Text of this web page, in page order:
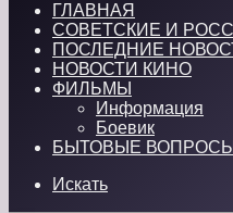
ГЛАВНАЯ
СОВЕТСКИЕ И
ПОСЛЕДНИЕ
НОВОСТИ КИНО
ФИЛЬМЫ
Информация
Боевик
БЫТОВЫЕ ВОПРОСЫ
Искать